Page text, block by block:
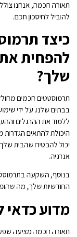
תאורה חכמה, אנחנו
להוביל לחיסכון חכם.
כיצד
להפחית
שלך?
תרמוסטטים חכמים
בבתים שלנו. על ידי
ללמוד את ההרגלים
היכולת להתאים
יכול להבטיח שהבית
אנרגיה.
בנוסף, השקעה
החודשיות שלך, מה
מדוע
תאורה חכמה מציעה שפע